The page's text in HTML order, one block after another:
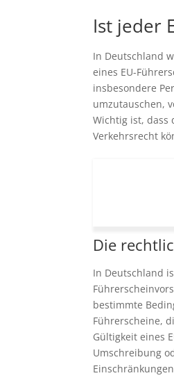
Ist jeder
In Deutschland
eines EU-
insbesondere
umzutauschen,
Wichtig ist, dass
Verkehrsrecht
Die
In Deutschland
bestimmte
Führerscheine,
Gültigkeit eines
Umschreibung